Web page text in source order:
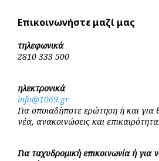
Επικοινωνήστε μαζί μας
τηλεφωνικά
2810 333 500
ηλεκτρονικά
info@1069.gr
Για οποιαδήποτε ερώτηση ή και
νέα, ανακοινώσεις και επικαιρότητα.
Για ταχυδρομική επικοινωνία ή